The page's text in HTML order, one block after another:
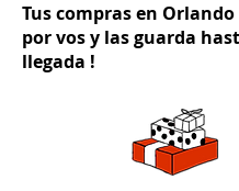
Tus compras en
por vos y las guarda
llegada !